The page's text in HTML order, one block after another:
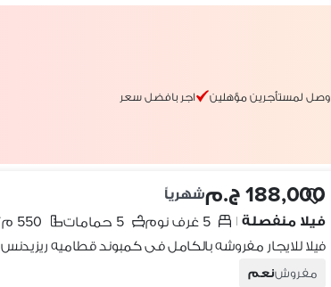
وصل لمستأجرين مؤهلين اجر بافضل سعر
188,000 ج.م
شهرياً
فيلا منفصلة | 5 غرف نوم 5 حمامات
550 م٢
فيلا للايجار مفروشه بالكامل فى كمبوند قطاميه ريزيدنس
مفروشنعم